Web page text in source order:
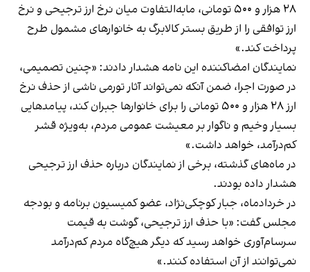
۲۸ هزار و ۵۰۰ تومانی، مابه‌التفاوت میان نرخ ارز ترجیحی و نرخ
ارز توافقی را از طریق بستر کالابرگ به خانوارهای مشمول طرح
پرداخت کند.»
نمایندگان امضاکننده این نامه هشدار دادند: «چنین تصمیمی،
در صورت اجرا، ضمن آنکه نمی‌تواند آثار تورمی ناشی از حذف نرخ
ارز ۲۸ هزار و ۵۰۰ تومانی را برای خانوارها جبران کند، پیامدهایی
بسیار وخیم و ناگوار بر معیشت عمومی مردم، به‌ویژه قشر
کم‌درآمد، خواهد داشت.»
در ماه‌های گذشته، برخی از نمایندگان درباره حذف ارز ترجیحی
هشدار داده بودند.
در خردادماه، جبار کوچکی‌نژاد، عضو کمیسیون برنامه و بودجه
مجلس گفت: «با حذف ارز ترجیحی، گوشت به قیمت
سرسام‌آوری خواهد رسید که دیگر هیچ‌گاه مردم کم‌درآمد
نمی‌توانند از آن استفاده کنند.»